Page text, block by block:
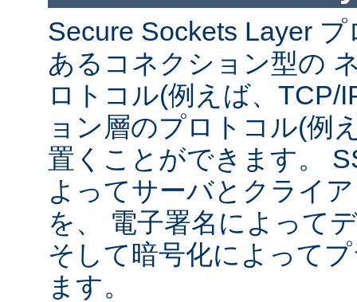
Secure Sockets Layer
あるコネクション型の
ロトコル(例えば、TCP/
ョン層のプロトコル(例
置くことができます。
よってサーバとクライ
を、 電子署名によって
そして暗号化によって
ます。